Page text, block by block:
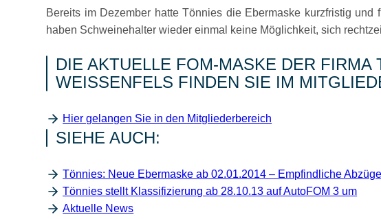
Bereits im Dezember hatte Tönnies die Ebermaske kurzfristig
haben Schweinehalter wieder einmal keine Möglichkeit, sich
DIE AKTUELLE FOM-MASKE DER
WEISSENFELS FINDEN SIE IM
Hier gelangen Sie in den Mitgliederbereich
SIEHE AUCH:
Tönnies: Neue Ebermaske ab 02.01.2014 – Empfindliche
Tönnies stellt Klassifizierung ab 28.10.13 auf AutoFOM 3 um
Aktuelle News